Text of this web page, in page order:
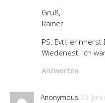
Gruß,
Rainer
PS: Evtl. erinnerst
Wiedenest. Ich
Antworten
Anonymous 23.